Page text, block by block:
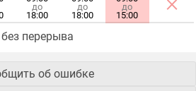
до
18:00
до
18:00
до
15:00
без перерыва
об ошибке